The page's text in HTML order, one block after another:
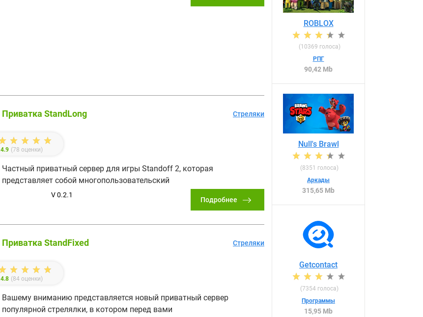
Приватка StandLong
4.9 (78 оценки)
Частный приватный сервер для игры Standoff 2, которая
представляет собой многопользовательский
V 0.2.1
Стреляки
Подробнее
Приватка StandFixed
4.8 (84 оценки)
Вашему вниманию представляется новый приватный сервер
популярной стрелялки, в котором перед вами
Стреляки
ROBLOX
(10369 голоса)
РПГ
90,42 Mb
Null's Brawl
(8351 голоса)
Аркады
315,65 Mb
Getcontact
(7354 голоса)
Программы
15,95 Mb